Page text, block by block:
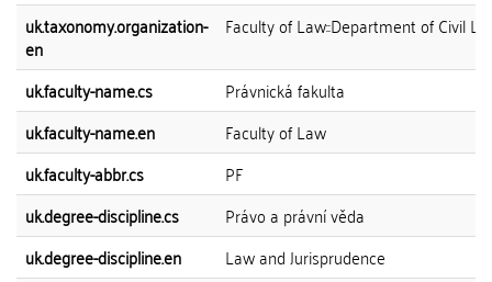
uk.taxonomy.organization-
en
Faculty of Law::Department of Civil
uk.faculty-name.cs
Právnická fakulta
uk.faculty-name.en
Faculty of Law
uk.faculty-abbr.cs
PF
uk.degree-discipline.cs
Právo a právní věda
uk.degree-discipline.en
Law and Jurisprudence